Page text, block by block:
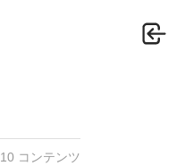
10 コンテンツ